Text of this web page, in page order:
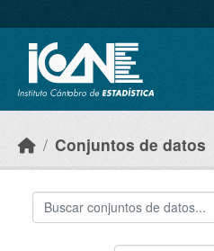
Conjuntos de datos